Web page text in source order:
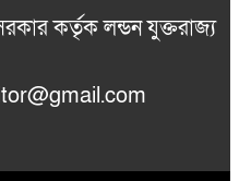
কর্তৃক লন্ডন যুক্তরাজ্য